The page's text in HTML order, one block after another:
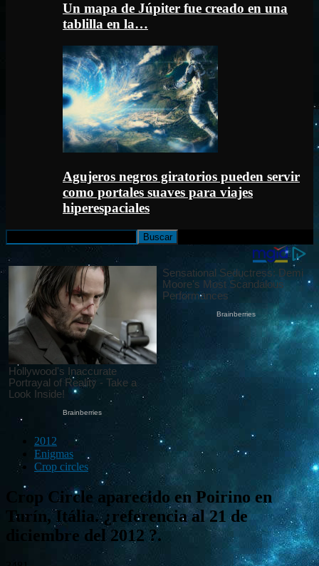
Un mapa de Júpiter fue creado en una
tablilla en la…
Agujeros negros giratorios pueden servir
como portales suaves para viajes
hiperespaciales
2012
Enigmas
Crop circles
Crop Circle aparecido en Poirino en
Turín, Itália. ¿referencia al 21 de
diciembre del 2012 ?.